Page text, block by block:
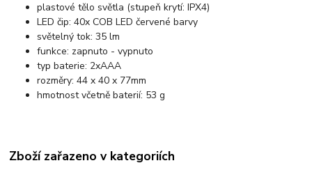
plastové tělo světla (stupeň krytí:IPX4)
LED čip: 40x COB LED červené barvy
světelný tok: 35 lm
funkce: zapnuto - vypnuto
typ baterie: 2xAAA
rozměry: 44 x 40 x 77mm
hmotnost včetně baterií: 53 g
Zboží zařazeno v kategoriích